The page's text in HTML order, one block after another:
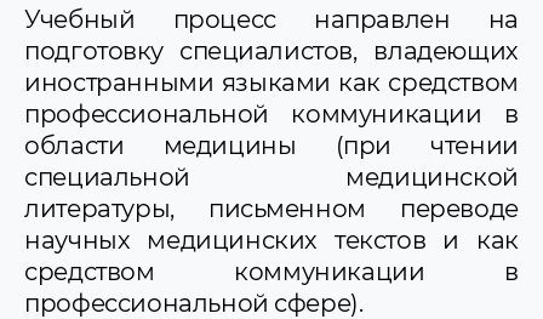
Учебный процесс направлен на
подготовку специалистов, владеющих
иностранными языками как средством
профессиональной коммуникации в
области медицины (при чтении
специальной медицинской
литературы, письменном переводе
научных медицинских текстов и как
средством коммуникации в
профессиональной сфере).